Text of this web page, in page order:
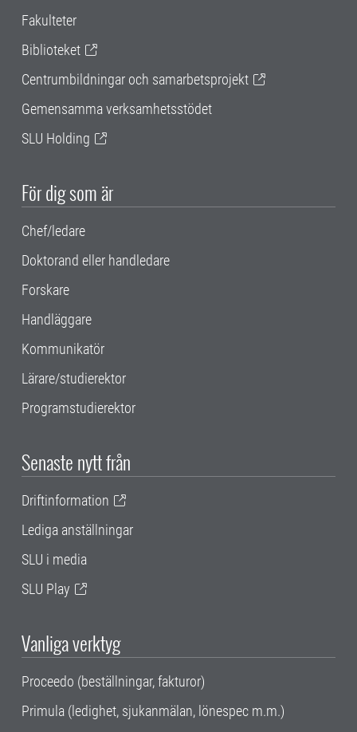
Fakulteter
Biblioteket
Centrumbildningar och samarbetsprojekt
Gemensamma verksamhetsstödet
SLU Holding
För dig som är
Chef/ledare
Doktorand eller handledare
Forskare
Handläggare
Kommunikatör
Lärare/studierektor
Programstudierektor
Senaste nytt från
Driftinformation
Lediga anställningar
SLU i media
SLU Play
Vanliga verktyg
Proceedo (beställningar, fakturor)
Primula (ledighet, sjukanmälan, lönespec m.m.)